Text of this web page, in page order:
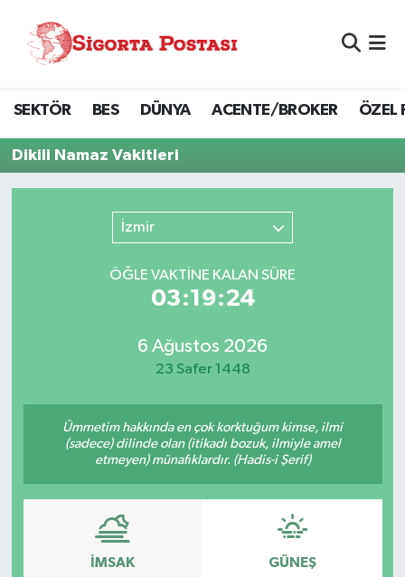
SEKTÖR BES DÜNYA ACENTE/BROKER ÖZEL
Dikili Namaz Vakitleri
İzmir
ÖĞLE VAKTİNE KALAN SÜRE
03:19:24
6 Ağustos 2026
23 Safer 1448
Ümmetim hakkında en çok korktuğum kimse, ilmi
(sadece) dilinde olan (itikadı bozuk, ilmiyle amel
etmeyen) münafıklardır. (Hadis-i Şerif)
İMSAK GÜNEŞ
Nöbetçi Eczaneler
Hava Durumu
Namaz Vakitleri
Tüm Manşetler
Son Dakika Haberleri